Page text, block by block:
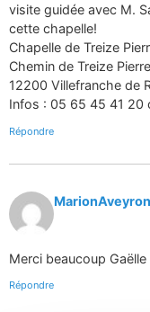
visite guidée avec M.
cette chapelle!
Chapelle de Treize
Chemin de Treize
12200 Villefranche de
Infos : 05 65 45 41 20
Répondre
MarionAveyron
Merci beaucoup
Répondre